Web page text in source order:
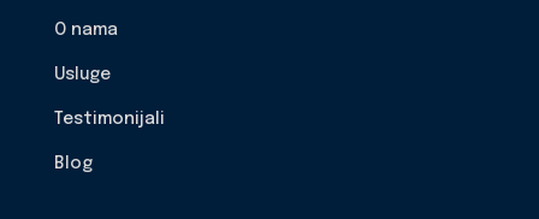
O nama
Usluge
Testimonijali
Blog